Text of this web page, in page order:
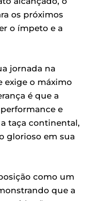
os próximos
o ímpeto e a
jornada na
exige o máximo
é que a
e
taça continental,
glorioso em sua
como um
que a